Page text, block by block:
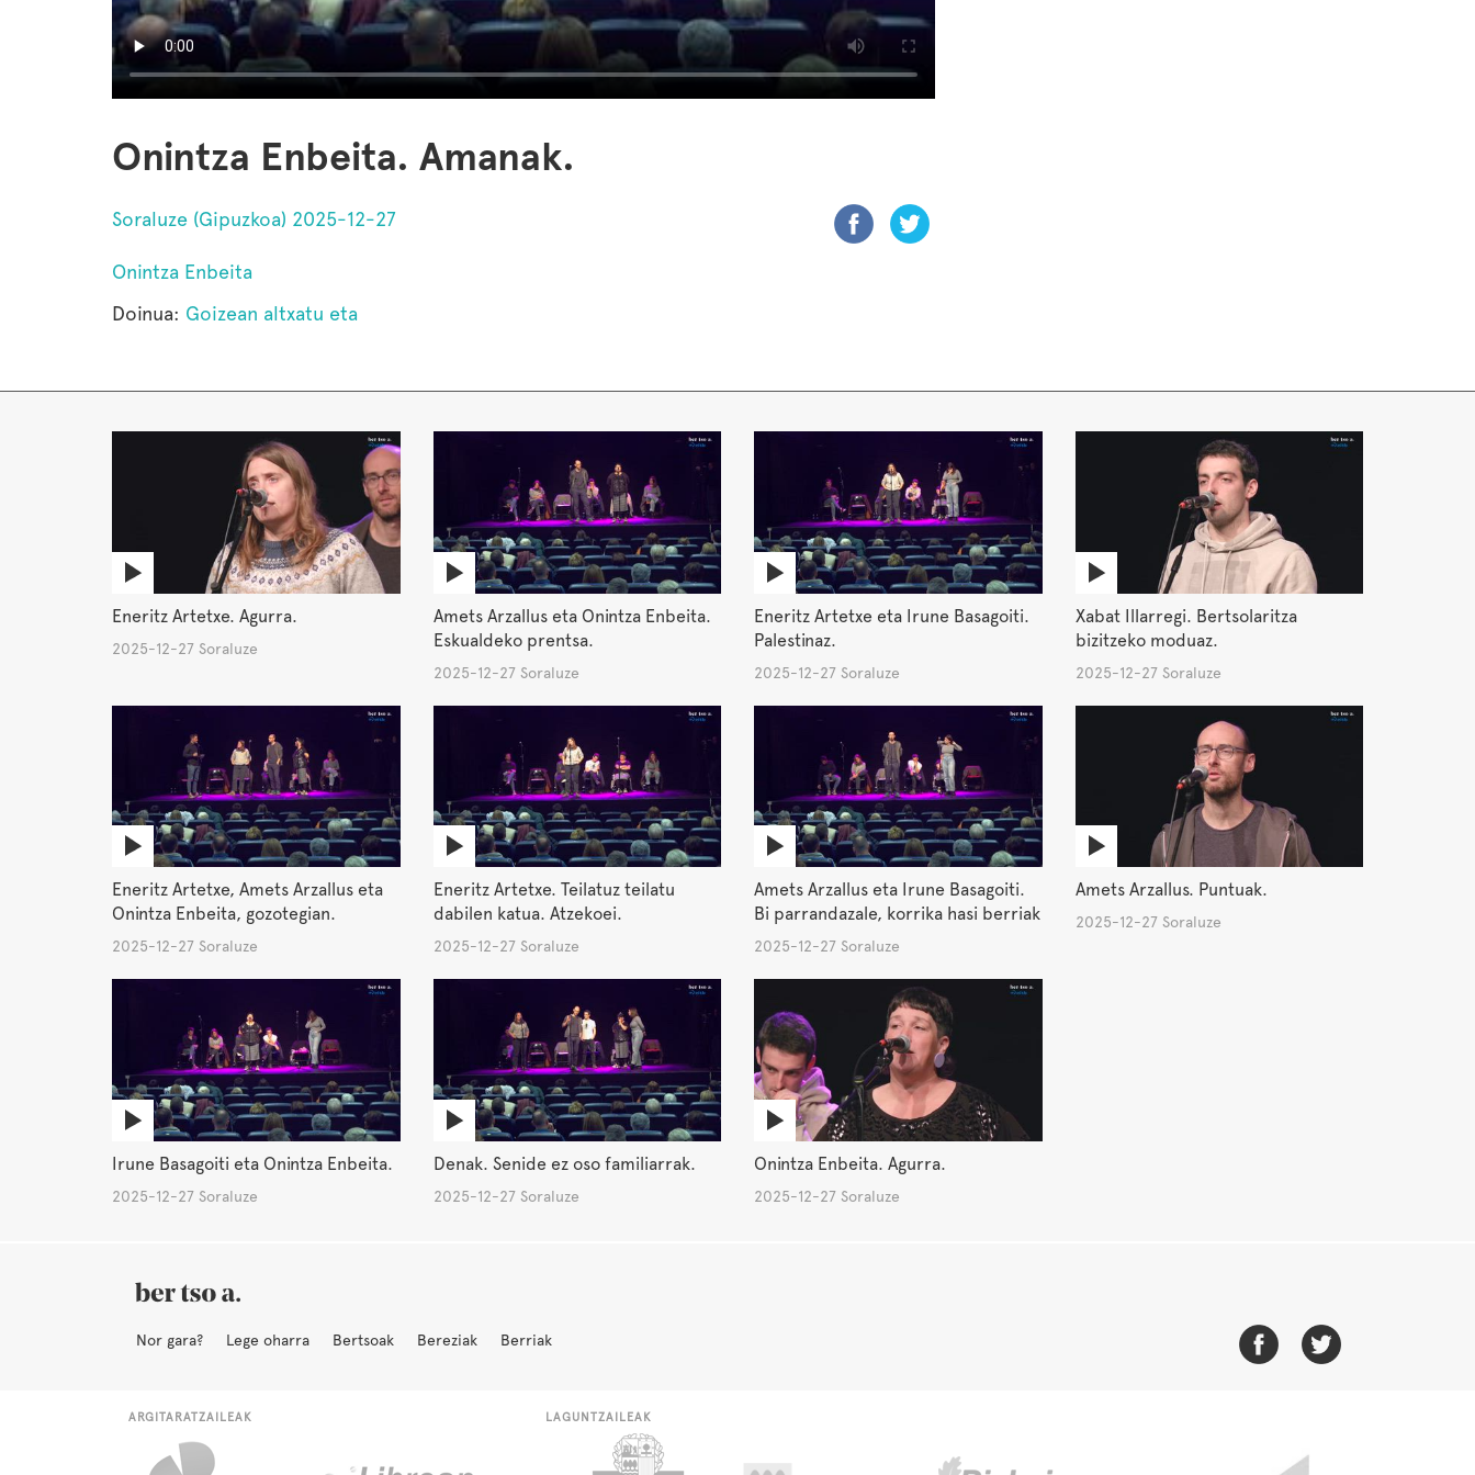
Onintza Enbeita. Amanak.
Soraluze (Gipuzkoa) 2025-12-27
Onintza Enbeita
Doinua: Goizean altxatu eta
Eneritz Artetxe. Agurra.
2025-12-27 Soraluze
Amets Arzallus eta Onintza Enbeita.
Eskualdeko prentsa.
2025-12-27 Soraluze
Eneritz Artetxe eta Irune Basagoiti.
Palestinaz.
2025-12-27 Soraluze
Xabat Illarregi. Bertsolaritza
bizitzeko moduaz.
2025-12-27 Soraluze
Eneritz Artetxe, Amets Arzallus eta
Onintza Enbeita, gozotegian.
2025-12-27 Soraluze
Eneritz Artetxe. Teilatuz teilatu
dabilen katua. Atzekoei.
2025-12-27 Soraluze
Amets Arzallus eta Irune Basagoiti.
Bi parrandazale, korrika hasi berriak
2025-12-27 Soraluze
Amets Arzallus. Puntuak.
2025-12-27 Soraluze
Irune Basagoiti eta Onintza Enbeita.
2025-12-27 Soraluze
Denak. Senide ez oso familiarrak.
2025-12-27 Soraluze
Onintza Enbeita. Agurra.
2025-12-27 Soraluze
Nor gara? Lege oharra Bertsoak Bereziak Berriak
ARGITARATZAILEAK LAGUNTZAILEAK